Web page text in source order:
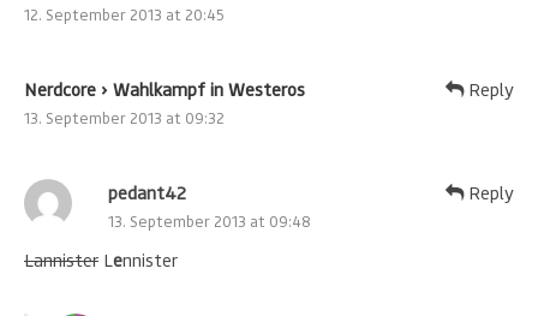
12. September 2013 at 20:45
Nerdcore › Wahlkampf in Westeros
13. September 2013 at 09:32
Reply
pedant42
13. September 2013 at 09:48
Lannister Lennister
Reply